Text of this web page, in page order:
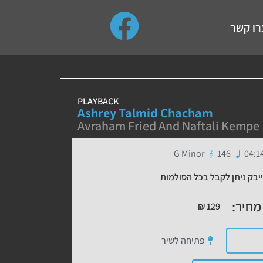
up and down arrows to review and enter to go to the
קשר
PLAYBACK
Ashrey Talmid Chacham
Avraham Fried And Naftali Kempe
146
G Minor
ניתן לקבל בכל הסולמות
מחיר: ₪129
פתיחה לשיר